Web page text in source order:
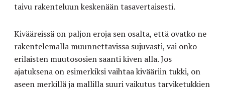
taivu rakenteluun keskenään tasavertaisesti.
Kivääreissä on paljon eroja sen osalta, että ovatko ne
rakentelemalla muunnettavissa sujuvasti, vai onko
erilaisten muutososien saanti kiven alla. Jos
ajatuksena on esimerkiksi vaihtaa kivääriin tukki, on
aseen merkillä ja mallilla suuri vaikutus tarviketukkien